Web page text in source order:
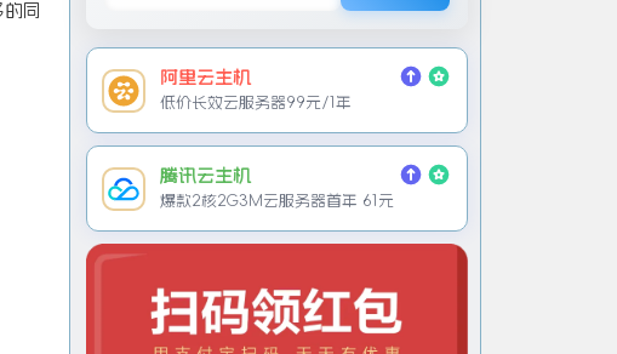
同
阿里云主机
低价长效云服务器99元/1年
腾讯云主机
爆款2核2G3M云服务器首年 61元